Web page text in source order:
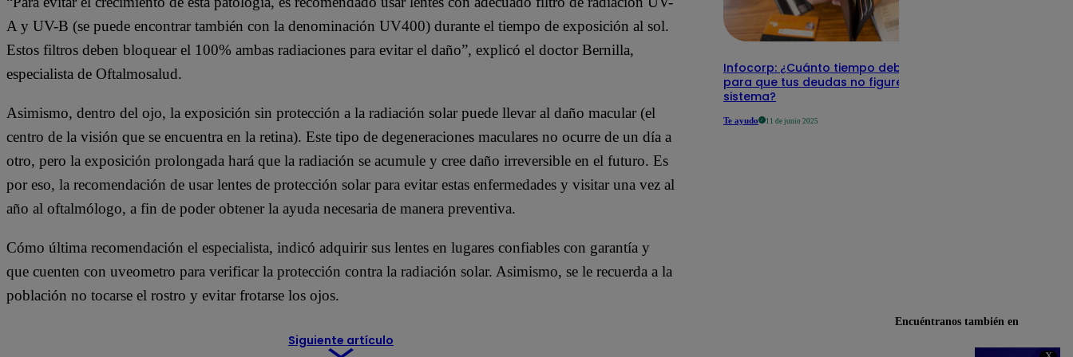
A y UV-B (se puede encontrar también con la denominación UV400) durante el tiempo de exposición al sol.
Estos filtros deben bloquear el 100% ambas radiaciones para evitar el daño”, explicó el doctor Bernilla,
especialista de Oftalmosalud.
Asimismo, dentro del ojo, la exposición sin protección a la radiación solar puede llevar al daño macular (el
centro de la visión que se encuentra en la retina). Este tipo de degeneraciones maculares no ocurre de un día a
otro, pero la exposición prolongada hará que la radiación se acumule y cree daño irreversible en el futuro. Es
por eso, la recomendación de usar lentes de protección solar para evitar estas enfermedades y visitar una vez al
año al oftalmólogo, a fin de poder obtener la ayuda necesaria de manera preventiva.
Cómo última recomendación el especialista, indicó adquirir sus lentes en lugares confiables con garantía y
que cuenten con uveometro para verificar la protección contra la radiación solar. Asimismo, se le recuerda a la
población no tocarse el rostro y evitar frotarse los ojos.
Siguiente artículo
Infocorp: ¿Cuánto tiempo debe pasar
para que tus deudas no figuren en su
sistema?
Te ayudo 11 de junio 2025
Encuéntranos también en